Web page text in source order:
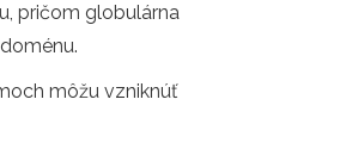
pričom globulárna
môžu vzniknúť